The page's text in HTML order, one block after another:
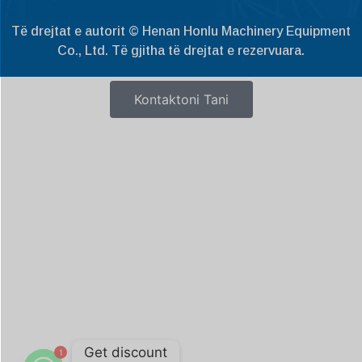
Të drejtat e autorit © Henan Honlu Machinery Equipment
Co., Ltd. Të gjitha të drejtat e rezervuara.
Kontaktoni Tani
Nederlands
Македонски јазик
1 Get discount